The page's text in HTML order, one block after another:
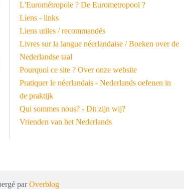
L'Eurométropole ? De Eurometropool ?
Liens - links
Liens utiles / recommandés
Livres sur la langue néerlandaise / Boeken over de
Nederlandse taal
Pourquoi ce site ? Over onze website
Pratiquer le néerlandais - Nederlands oefenen in
de praktijk
Qui sommes nous? - Dit zijn wij?
Vrienden van het Nederlands
parOverblog